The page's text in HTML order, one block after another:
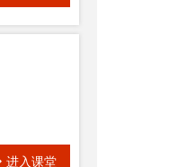
进入课堂